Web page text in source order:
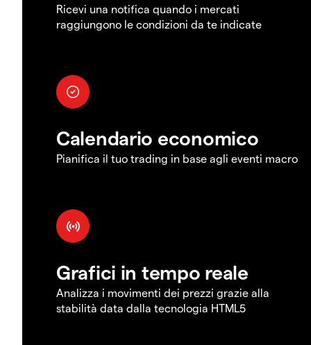
Ricevi una notifica quando i mercati
raggiungono le condizioni da te indicate
Calendario economico
Pianifica il tuo trading in base agli eventi macro
Grafici in tempo reale
Analizza i movimenti dei prezzi grazie alla
stabilità data dalla tecnologia HTML5